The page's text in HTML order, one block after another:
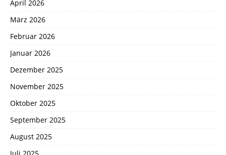
April 2026
März 2026
Februar 2026
Januar 2026
Dezember 2025
November 2025
Oktober 2025
September 2025
August 2025